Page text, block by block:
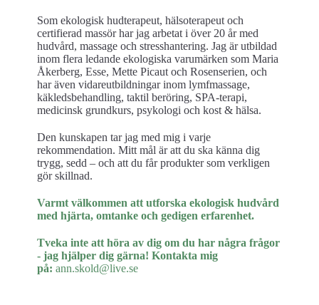
Som ekologisk hudterapeut, hälsoterapeut och
certifierad massör har jag arbetat i över 20 år med
hudvård, massage och stresshantering. Jag är utbildad
inom flera ledande ekologiska varumärken som Maria
Åkerberg, Esse, Mette Picaut och Rosenserien, och
har även vidareutbildningar inom lymfmassage,
käkledsbehandling, taktil beröring, SPA-terapi,
medicinsk grundkurs, psykologi och kost & hälsa.
Den kunskapen tar jag med mig i varje
rekommendation. Mitt mål är att du ska känna dig
trygg, sedd – och att du får produkter som verkligen
gör skillnad.
Varmt välkommen att utforska ekologisk hudvård
med hjärta, omtanke och gedigen erfarenhet.
Tveka inte att höra av dig om du har några frågor
- jag hjälper dig gärna! Kontakta mig
på:ann.skold@live.se